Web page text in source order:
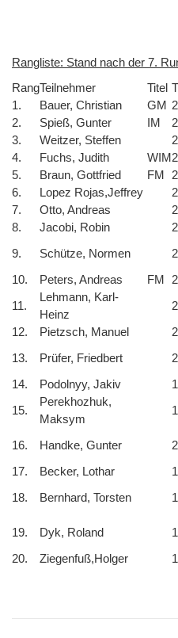
Rangliste: Stand nach der 7.
RangTeilnehmer Titel
1.
Bauer, Christian GM
2.
Spieß, Gunter IM
3.
Weitzer, Steffen
4.
Fuchs, Judith WIM
5.
Braun, Gottfried FM
6.
Lopez Rojas,Jeffrey
7.
Otto, Andreas
8.
Jacobi, Robin
9.
Schütze, Normen
10.
Peters, Andreas FM
11.
Lehmann, Karl-
Heinz
12.
Pietzsch, Manuel
13.
Prüfer, Friedbert
14.
Podolnyy, Jakiv
15.
Perekhozhuk,
Maksym
16. Handke, Gunter
17.
Becker, Lothar
18.
Bernhard, Torsten
19. Dyk, Roland
20.
Ziegenfuß,Holger